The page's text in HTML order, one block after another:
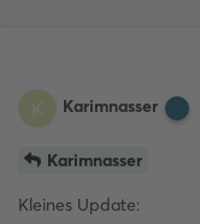
K Karimnasser
Karimnasser
Kleines Update: